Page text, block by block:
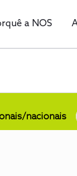
a NOS
nacionais